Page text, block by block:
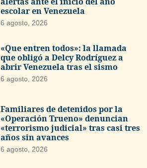
escolar en Venezuela
6 agosto, 2026
«Que entren todos»: la llamada
que obligó a Delcy Rodríguez a
abrir Venezuela tras el sismo
6 agosto, 2026
Familiares de detenidos por la
«Operación Trueno» denuncian
«terrorismo judicial» tras casi tres
años sin avances
6 agosto, 2026